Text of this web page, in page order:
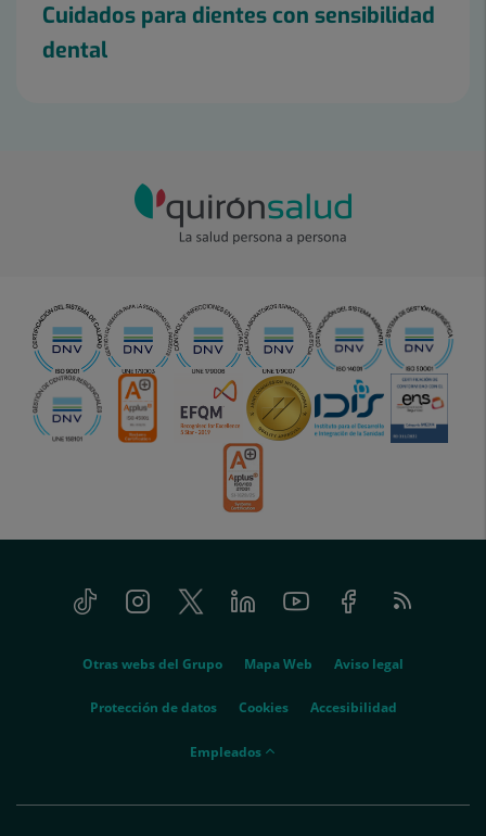
Cuidados para dientes con sensibilidad
dental
Tiktok InstagramTwitter LinkedinYoutube FacebookFeed
RSS
Otras webs del Grupo Mapa Web Aviso legal
Protección de datos Cookies Accesibilidad
empleados
Empleados